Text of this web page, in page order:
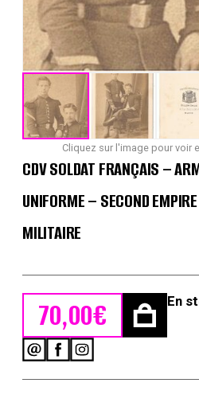
Cliquez sur l'image pour voir
CDV SOLDAT FRANÇAIS –
UNIFORME – SECOND
MILITAIRE
70,00€ En